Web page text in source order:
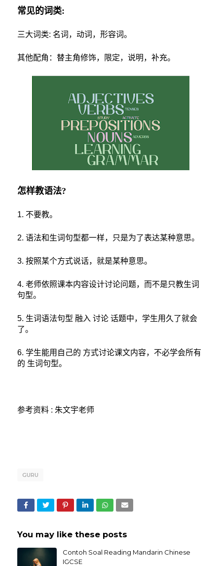
常见的词类:
三大词类: 名词，动词，形容词。
其他配角：替主角修饰，限定，说明，补充。
怎样教语法?
1. 不要教。
2. 语法和生词句型都一样，只是为了表达某种意思。
3. 按照某个方式说话，就是某种意思。
4. 老师依照课本内容设计讨论问题，而不是只教生词
句型。
5. 生词语法句型 融入 讨论 话题中，学生用久了就会
了。
6. 学生能用自己的 方式讨论课文内容，不必学会所有
的 生词句型。
参考资料 : 朱文宇老师
GURU
You may like these posts
Contoh Soal Reading Mandarin Chinese
IGCSE